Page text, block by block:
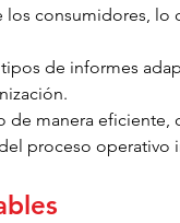
consumidores, lo
de informes
de manera
proceso operativo